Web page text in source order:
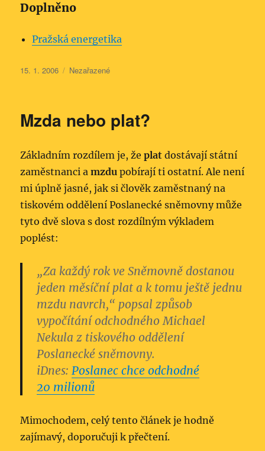
Doplněno
Pražská energetika
Publikováno:
15. 1. 2006 Rubriky:
Nezařazené
Mzda nebo plat?
Základním rozdílem je, žeplat dostávají státní
zaměstnanci amzdu pobírají ti ostatní. Ale není
mi úplně jasné, jak si člověk zaměstnaný na
tiskovém oddělení Poslanecké sněmovny může
tyto dvě slova s dost rozdílným výkladem
poplést:
„Za každý rok ve Sněmovně dostanou
jeden měsíční plat a k tomu ještě jednu
mzdu navrch,“ popsal způsob
vypočítání odchodného Michael
Nekula z tiskového oddělení
Poslanecké sněmovny.
iDnes:Poslanec chce odchodné
20 milionů
Mimochodem, celý tento článek je hodně
zajímavý, doporučuji k přečtení.